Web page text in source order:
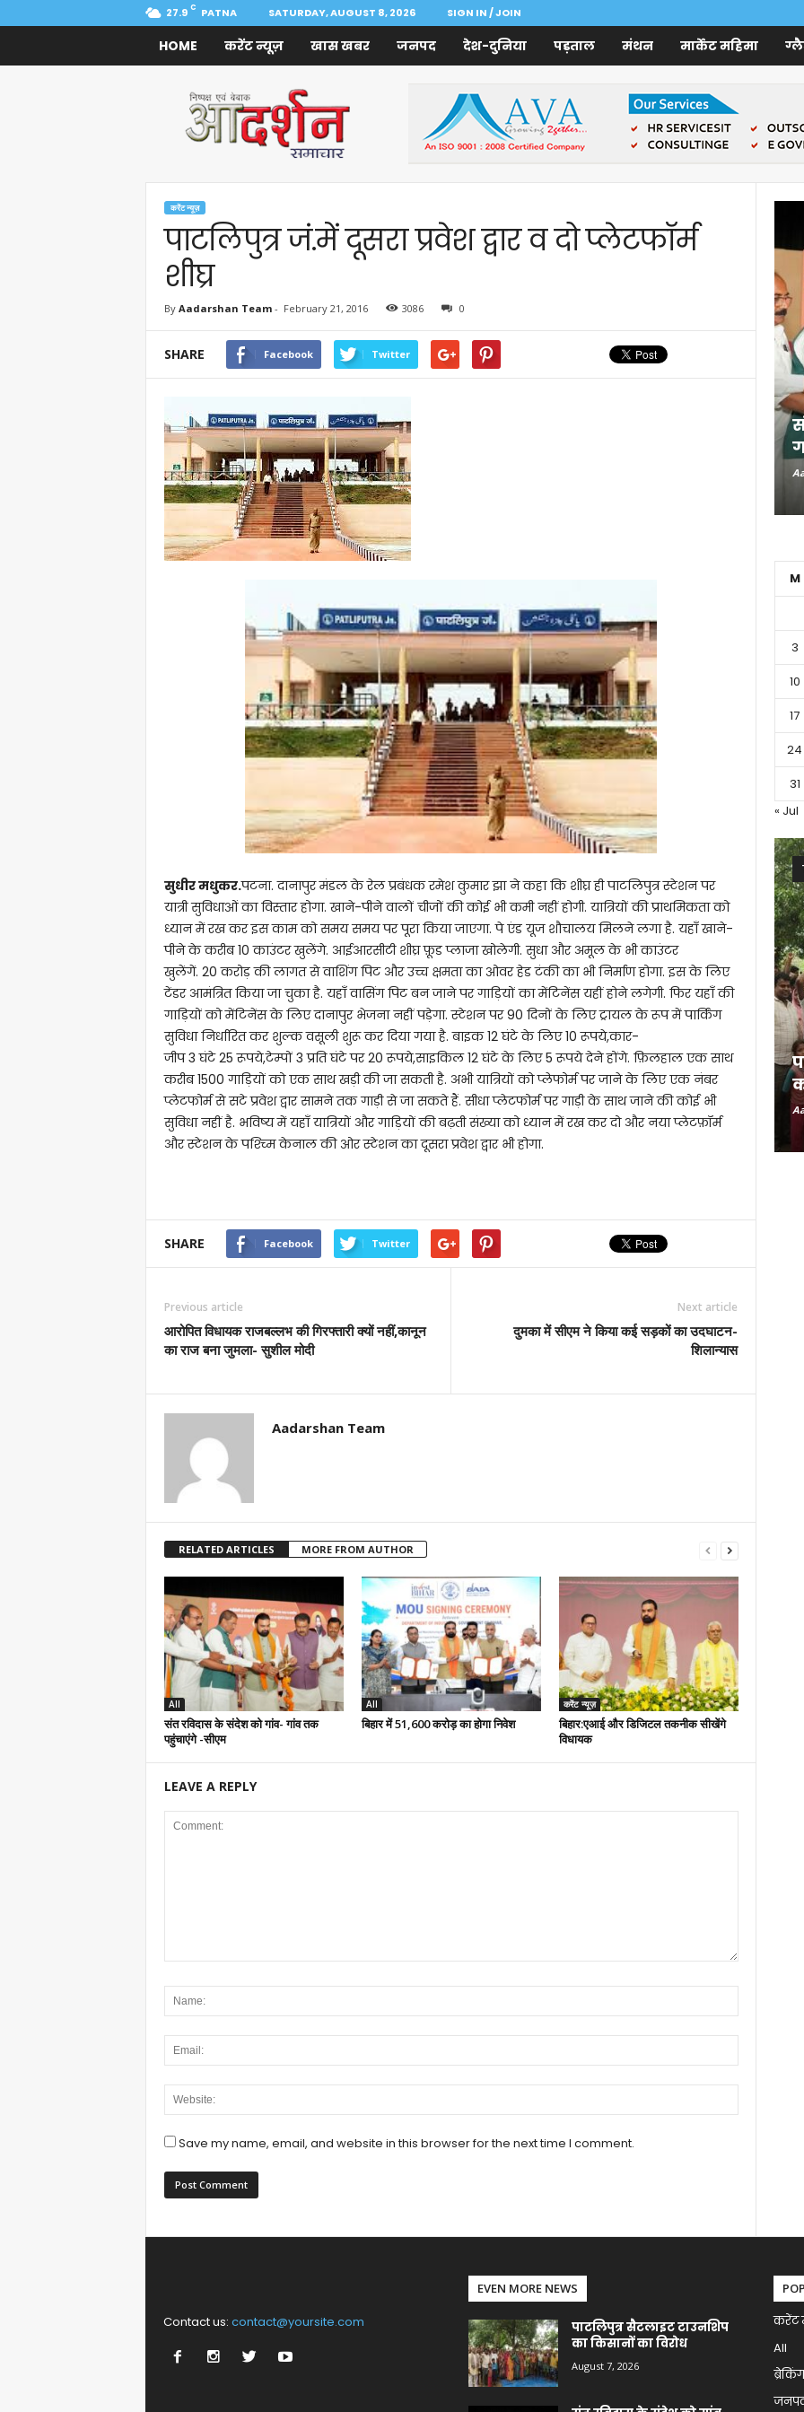
27.9 C PATNA SATURDAY, AUGUST 8, 2026 SIGN IN / JOIN
HOME करेंट न्यूज़ खास खबर जनपद देश-दुनिया पड़ताल मंथन मार्केट महिमा
Samachar
करेंट न्यूज़
पाटलिपुत्र जं.में दूसरा प्रवेश द्वार व दो प्लेटफॉर्म
शीघ्र
By Aadarshan Team- February 21, 2016 3086 0
SHARE Facebook Twitter
सुधीर मधुकर.पटना. दानापुर मंडल के रेल प्रबंधक रमेश कुमार झा ने कहा कि शीघ्र ही पाटलिपुत्र स्टेशन पर
यात्री सुविधाओं का विस्तार होगा. खाने-पीने वालों चीजों की कोई भी कमी नहीं होगी. यात्रियों की प्राथमिकता को
ध्यान में रख कर इस काम को समय समय पर पूरा किया जाएगा. पे एंड यूज शौचालय मिलने लगा है. यहाँ खाने-
पीने के करीब 10 काउंटर खुलेंगे. आईआरसीटी शीघ्र फ़ूड प्लाजा खोलेगी. सुधा और अमूल के भी काउंटर
खुलेंगें. 20 करोड़ की लागत से वाशिंग पिट और उच्च क्षमता का ओवर हेड टंकी का भी निर्माण होगा. इस के लिए
टेंडर आमंत्रित किया जा चुका है. यहाँ वासिंग पिट बन जाने पर गाड़ियों का मेंटिनेंस यहीं होने लगेगी. फिर यहाँ की
गाड़ियों को मेंटिनेंस के लिए दानापुर भेजना नहीं पड़ेगा. स्टेशन पर 90 दिनों के लिए ट्रायल के रूप में पार्किंग
सुविधा निर्धारित कर शुल्क वसूली शुरू कर दिया गया है. बाइक 12 घंटे के लिए 10 रूपये,कार-
जीप 3 घंटे 25 रूपये,टेम्पों 3 प्रति घंटे पर 20 रूपये,साइकिल 12 घंटे के लिए 5 रूपये देने होंगे. फ़िलहाल एक साथ
करीब 1500 गाड़ियों को एक साथ खड़ी की जा सकती है. अभी यात्रियों को प्लेफोर्म पर जाने के लिए एक नंबर
प्लेटफोर्म से सटे प्रवेश द्वार सामने तक गाड़ी से जा सकते हैं. सीधा प्लेटफोर्म पर गाड़ी के साथ जाने की कोई भी
सुविधा नहीं है. भविष्य में यहाँ यात्रियों और गाड़ियों की बढ़ती संख्या को ध्यान में रख कर दो और नया प्लेटफ़ॉर्म
और स्टेशन के पश्च्मि केनाल की ओर स्टेशन का दूसरा प्रवेश द्वार भी होगा.
SHARE Facebook Twitter
Previous article
आरोपित विधायक राजबल्लभ की गिरफ्तारी क्यों नहीं,कानून
का राज बना जुमला- सुशील मोदी
Next article
दुमका में सीएम ने किया कई सड़कों का उदघाटन-
शिलान्यास
Aadarshan Team
RELATED ARTICLES MORE FROM AUTHOR
All
संत रविदास के संदेश को गांव- गांव तक
पहुंचाएंगे -सीएम
All
बिहार में 51,600 करोड़ का होगा निवेश
करेंट न्यूज़
बिहार:एआई और डिजिटल तकनीक सीखेंगे
विधायक
LEAVE A REPLY
Save my name, email, and website in this browser for the next time I comment.
M
3
10
17
24
31
« Jul
Contact us: contact@yoursite.com
EVEN MORE NEWS
पाटलिपुत्र सैटलाइट टाउनशिप
का किसानों का विरोध
August 7, 2026
करेंट
All